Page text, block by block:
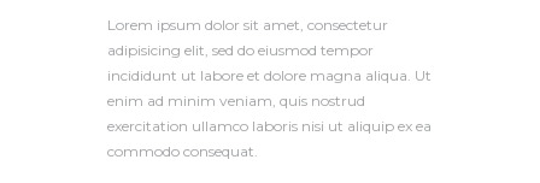
Lorem ipsum dolor sit amet, consectetur
adipisicing elit, sed do eiusmod tempor
incididunt ut labore et dolore magna aliqua. Ut
enim ad minim veniam, quis nostrud
exercitation ullamco laboris nisi ut aliquip ex ea
commodo consequat.